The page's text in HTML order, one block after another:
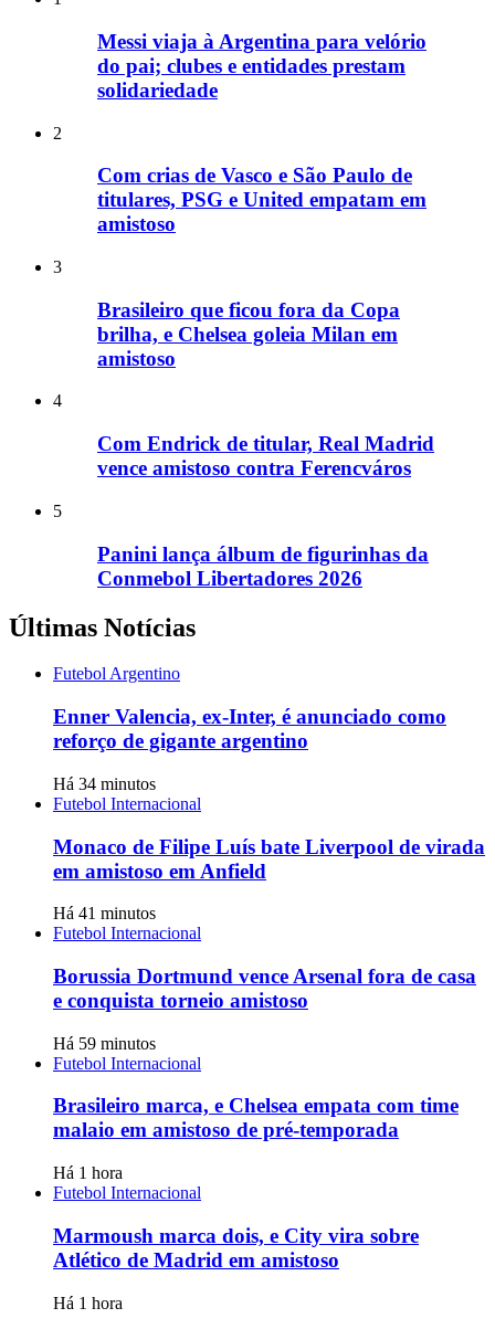
Messi viaja à Argentina para velório
do pai; clubes e entidades prestam
solidariedade
2
Com crias de Vasco e São Paulo de
titulares, PSG e United empatam em
amistoso
3
Brasileiro que ficou fora da Copa
brilha, e Chelsea goleia Milan em
amistoso
4
Com Endrick de titular, Real Madrid
vence amistoso contra Ferencváros
5
Panini lança álbum de figurinhas da
Conmebol Libertadores 2026
Últimas Notícias
Futebol Argentino
Enner Valencia, ex-Inter, é anunciado como
reforço de gigante argentino
Há 34 minutos
Futebol Internacional
Monaco de Filipe Luís bate Liverpool de virada
em amistoso em Anfield
Há 41 minutos
Futebol Internacional
Borussia Dortmund vence Arsenal fora de casa
e conquista torneio amistoso
Há 59 minutos
Futebol Internacional
Brasileiro marca, e Chelsea empata com time
malaio em amistoso de pré-temporada
Há 1 hora
Futebol Internacional
Marmoush marca dois, e City vira sobre
Atlético de Madrid em amistoso
Há 1 hora